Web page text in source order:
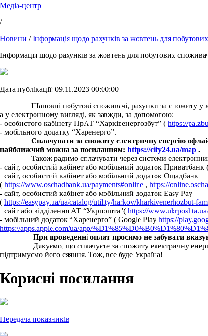
Медіа-центр
/
Новини /Інформація щодо рахунків за жовтень для
Інформація щодо рахунків за жовтень для побутових
Дата публікації: 09.11.2023 00:00:00
Шановні побутові споживачі, рахунки за спожиту у
а у електронному вигляді, як завжди, за допомогою:
- особистого кабінету ПрАТ “Харківенергозбут” ( https://
- мобільного додатку “Харенерго”.
Сплачувати за спожиту електричну енергію
найближчий можна за посиланням: https://city24.ua/map .
Також радимо сплачувати через системи електронних
- сайт, особистий кабінет або мобільний додаток Приватбанк (
- сайт, особистий кабінет або мобільний додаток Ощадбанк
( https://www.oschadbank.ua/payments#online , https://
- сайт, особистий кабінет або мобільний додаток Easy Pay
( https://easypay.ua/ua/catalog/utility/harkov/kharkivenerhozbut-fam
- сайт або відділення АТ “Укрпошта”( https://
- мобільний додаток “Харенерго” ( Google Play https://
https://apps.apple.com/ua/app/
При проведенні оплат просимо не забувати
Дякуємо, що сплачуєте за спожиту електричну енергію!
підтримуємо його сяяння. Тож, все буде Україна!
Корисні посилання
Передача показників